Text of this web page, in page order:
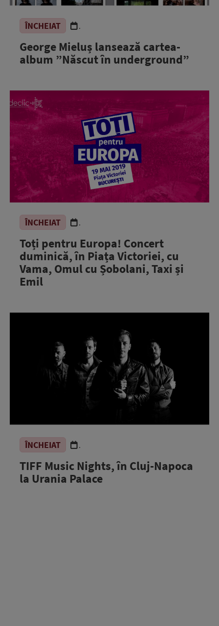
ÎNCHEIAT .
George Mieluș lansează cartea-
album ”Născut în underground”
ÎNCHEIAT .
Toți pentru Europa! Concert
duminică, în Piața Victoriei, cu
Vama, Omul cu Șobolani, Taxi și
Emil
ÎNCHEIAT .
TIFF Music Nights, în Cluj-Napoca
la Urania Palace